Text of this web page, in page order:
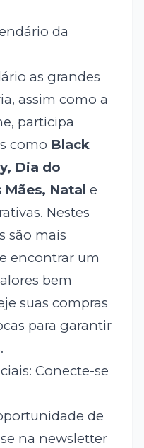
da
as grandes
assim como a
participa
como Black
Dia do
Natal e
Nestes
são mais
encontrar um
bem
suas compras
para garantir
Conecte-se
de
na newsletter